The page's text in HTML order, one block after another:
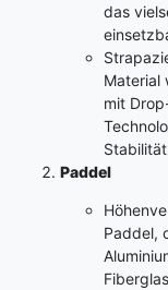
das
Material
mit
Paddel
Paddel,